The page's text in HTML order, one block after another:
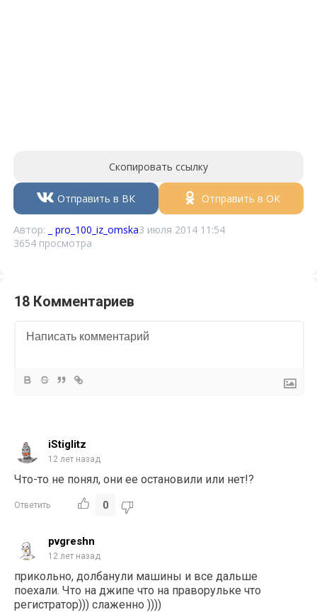
Скопировать ссылку
Отправить в ВК Отправить в ОК
Автор: _ pro_100_iz_omska3 июля 2014 11:54
3654 просмотра
18 Комментариев
iStiglitz
12 лет назад
Что-то не понял, они ее остановили или нет!?
Ответить 0
pvgreshn
12 лет назад
прикольно, долбанули машины и все дальше
поехали. Что на джипе что на праворульке что
регистратор))) слаженно ))))